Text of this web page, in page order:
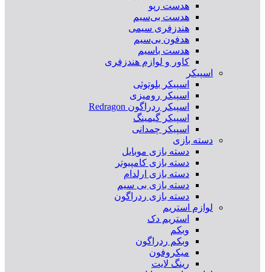
هدست رپو
هدست بی‌سیم
هندزفری سیمی
هدفون بی‌سیم
هدست باسیم
کاور و لوازم هندزفری
اسپیکر
اسپیکر بلوتوثی
اسپیکر رومیزی
اسپیکر ردراگون Redragon
اسپیکر گیمینگ
اسپیکر چمدانی
دسته بازی
دسته بازی موبایل
دسته بازی کامپیوتر
دسته بازی ارلدام
دسته بازی بی سیم
دسته بازی ردراگون
لوازم استریم
استریم دک
وبکم
وبکم ردراگون
میکروفون
رینگ لایت